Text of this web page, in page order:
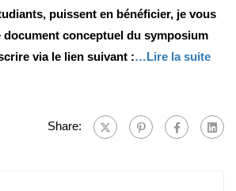
puissent en bénéficier, je vous
document conceptuel du symposium
via le lien suivant :…Lire la suite
Share: